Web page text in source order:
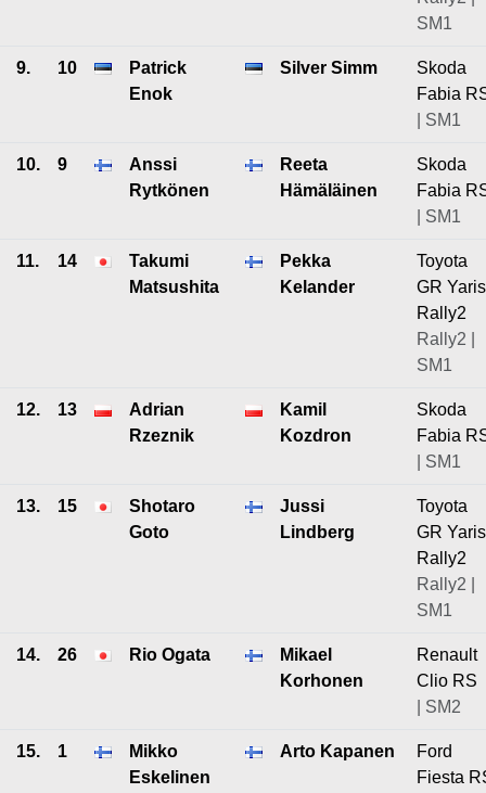
SM1
9. 10
Patrick
Enok
Silver Simm
Skoda
Fabia
| SM1
10. 9
Anssi
Rytkönen
Reeta
Hämäläinen
Skoda
Fabia
| SM1
11. 14
Takumi
Matsushita
Pekka
Kelander
Toyota
GR Yaris
Rally2
Rally2 |
SM1
12. 13
Adrian
Rzeznik
Kamil
Kozdron
Skoda
Fabia
| SM1
13. 15
Shotaro
Goto
Jussi
Lindberg
Toyota
GR Yaris
Rally2
Rally2 |
SM1
14. 26 Rio Ogata
Mikael
Korhonen
Renault
Clio RS
| SM2
15. 1
Mikko
Eskelinen
Arto Kapanen
Ford
Fiesta